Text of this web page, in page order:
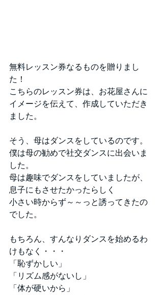
無料レッスン券なるものを贈りまし
た！
こちらのレッスン券は、お花屋さんに
イメージを伝えて、作成していただき
ました。
そう、母はダンスをしているのです。
僕は母の勧めで社交ダンスに出会いま
した。
母は趣味でダンスをしていましたが、
息子にもさせたかったらしく
小さい時からず～～っと誘ってきたの
でした。
もちろん、すんなりダンスを始めるわ
けもなく・・・
「恥ずかしい」
「リズム感がないし」
「体が硬いから」